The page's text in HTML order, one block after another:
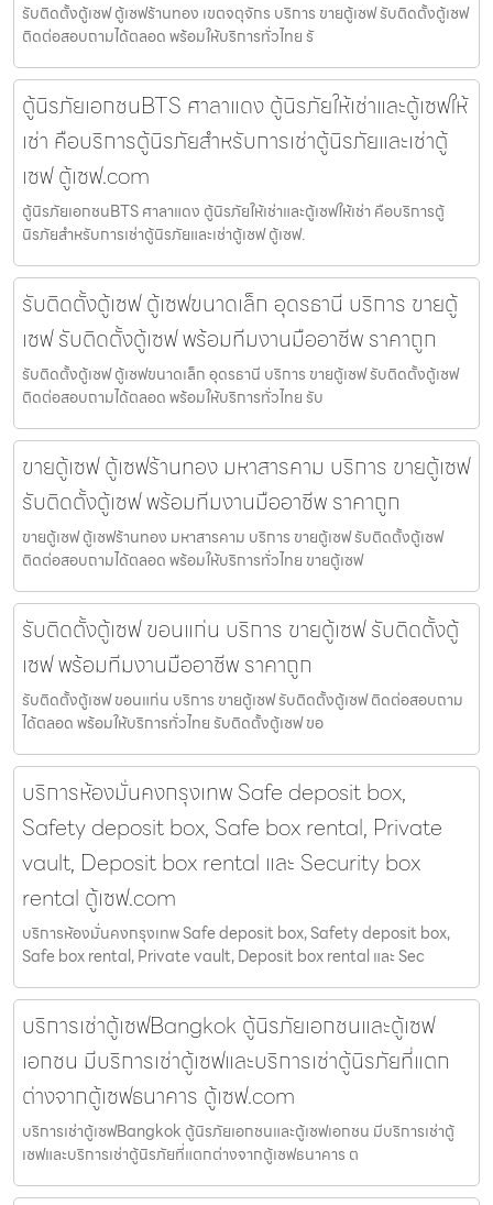
รับติดตั้งตู้เซฟ ตู้เซฟร้านทอง เขตจตุจักร บริการ ขายตู้เซฟ รับติดตั้งตู้เซฟ
ติดต่อสอบถามได้ตลอด พร้อมให้บริการทั่วไทย รั
ตู้นิรภัยเอกชนBTS ศาลาแดง ตู้นิรภัยให้เช่าและตู้เซฟให้
เช่า คือบริการตู้นิรภัยสำหรับการเช่าตู้นิรภัยและเช่าตู้
เซฟ ตู้เซฟ.com
ตู้นิรภัยเอกชนBTS ศาลาแดง ตู้นิรภัยให้เช่าและตู้เซฟให้เช่า คือบริการตู้
นิรภัยสำหรับการเช่าตู้นิรภัยและเช่าตู้เซฟ ตู้เซฟ.
รับติดตั้งตู้เซฟ ตู้เซฟขนาดเล็ก อุดรธานี บริการ ขายตู้
เซฟ รับติดตั้งตู้เซฟ พร้อมทีมงานมืออาชีพ ราคาถูก
รับติดตั้งตู้เซฟ ตู้เซฟขนาดเล็ก อุดรธานี บริการ ขายตู้เซฟ รับติดตั้งตู้เซฟ
ติดต่อสอบถามได้ตลอด พร้อมให้บริการทั่วไทย รับ
ขายตู้เซฟ ตู้เซฟร้านทอง มหาสารคาม บริการ ขายตู้เซฟ
รับติดตั้งตู้เซฟ พร้อมทีมงานมืออาชีพ ราคาถูก
ขายตู้เซฟ ตู้เซฟร้านทอง มหาสารคาม บริการ ขายตู้เซฟ รับติดตั้งตู้เซฟ
ติดต่อสอบถามได้ตลอด พร้อมให้บริการทั่วไทย ขายตู้เซฟ
รับติดตั้งตู้เซฟ ขอนแก่น บริการ ขายตู้เซฟ รับติดตั้งตู้
เซฟ พร้อมทีมงานมืออาชีพ ราคาถูก
รับติดตั้งตู้เซฟ ขอนแก่น บริการ ขายตู้เซฟ รับติดตั้งตู้เซฟ ติดต่อสอบถาม
ได้ตลอด พร้อมให้บริการทั่วไทย รับติดตั้งตู้เซฟ ขอ
บริการห้องมั่นคงกรุงเทพ Safe deposit box,
Safety deposit box, Safe box rental, Private
vault, Deposit box rental และ Security box
rental ตู้เซฟ.com
บริการห้องมั่นคงกรุงเทพ Safe deposit box, Safety deposit box,
Safe box rental, Private vault, Deposit box rental และ Sec
บริการเช่าตู้เซฟBangkok ตู้นิรภัยเอกชนและตู้เซฟ
เอกชน มีบริการเช่าตู้เซฟและบริการเช่าตู้นิรภัยที่แตก
ต่างจากตู้เซฟธนาคาร ตู้เซฟ.com
บริการเช่าตู้เซฟBangkok ตู้นิรภัยเอกชนและตู้เซฟเอกชน มีบริการเช่าตู้
เซฟและบริการเช่าตู้นิรภัยที่แตกต่างจากตู้เซฟธนาคาร ต